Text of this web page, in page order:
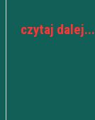
czytaj dalej...